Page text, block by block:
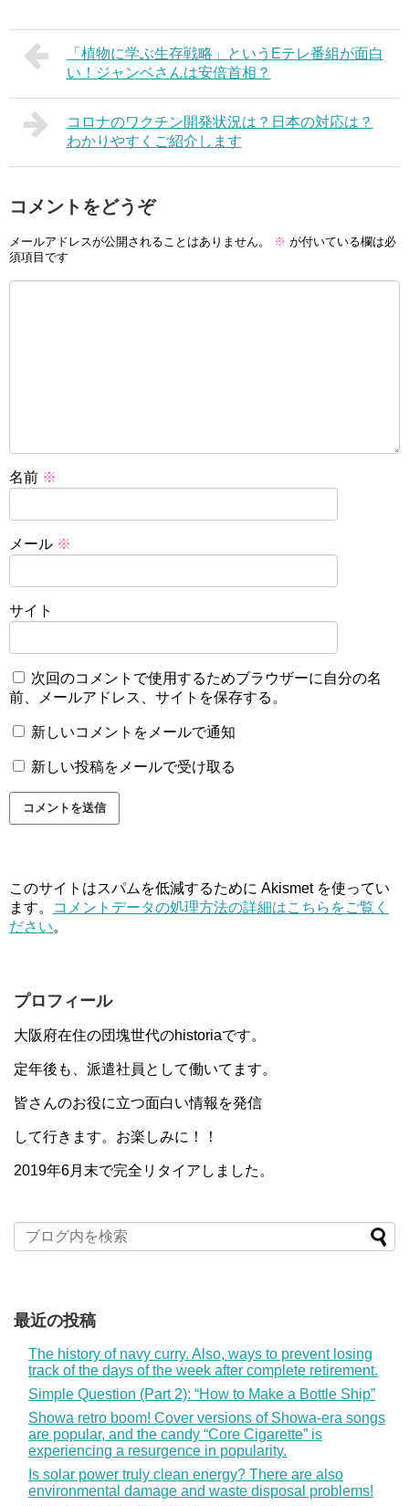
「植物に学ぶ生存戦略」というEテレ番組が面白
い！ジャンベさんは安倍首相？
コロナのワクチン開発状況は？日本の対応は？
わかりやすくご紹介します
コメントをどうぞ
メールアドレスが公開されることはありません。 ※ が付いている欄は必
須項目です
名前 ※
メール ※
サイト
次回のコメントで使用するためブラウザーに自分の名
前、メールアドレス、サイトを保存する。
新しいコメントをメールで通知
新しい投稿をメールで受け取る
このサイトはスパムを低減するために Akismet を使ってい
ます。
コメントデータの処理方法の詳細はこちらをご覧く
ださい。
プロフィール
大阪府在住の団塊世代のhistoriaです。
定年後も、派遣社員として働いてます。
皆さんのお役に立つ面白い情報を発信
して行きます。お楽しみに！！
2019年6月末で完全リタイアしました。
最近の投稿
The history of navy curry. Also, ways to prevent losing
track of the days of the week after complete retirement.
Simple Question (Part 2): “How to Make a Bottle Ship”
Showa retro boom! Cover versions of Showa-era songs
are popular, and the candy “Core Cigarette” is
experiencing a resurgence in popularity.
Is solar power truly clean energy? There are also
environmental damage and waste disposal problems!